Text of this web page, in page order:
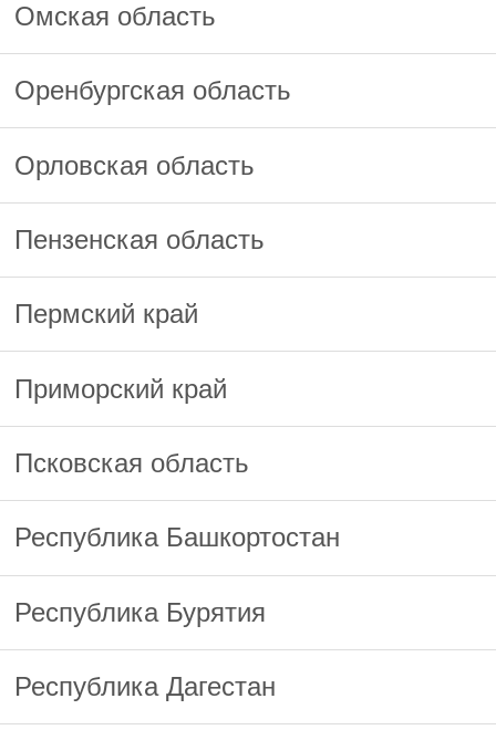
Омская область
Оренбургская область
Орловская область
Пензенская область
Пермский край
Приморский край
Псковская область
Республика Башкортостан
Республика Бурятия
Республика Дагестан